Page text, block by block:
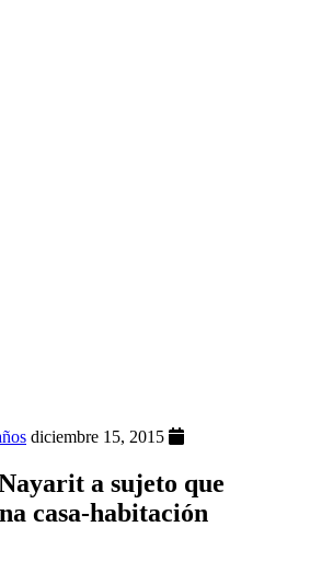
diciembre 15, 2015
a sujeto que
casa-habitación